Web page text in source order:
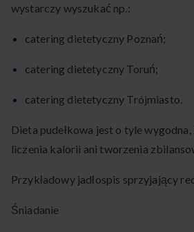
wystarczy wyszukać np.:
catering dietetyczny Poznań;
catering dietetyczny Toruń;
catering dietetyczny Trójmiasto.
Dieta pudełkowa jest o tyle wygodna,
liczenia kalorii ani tworzenia
Przykładowy jadłospis sprzyjający
Śniadanie